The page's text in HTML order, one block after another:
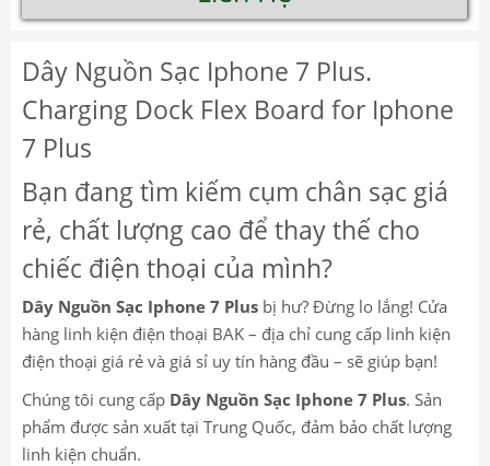
Dây Nguồn Sạc Iphone 7 Plus.
Charging Dock Flex Board for Iphone
7 Plus
Bạn đang tìm kiếm cụm chân sạc giá
rẻ, chất lượng cao để thay thế cho
chiếc điện thoại của mình?
Dây Nguồn Sạc Iphone 7 Plus bị hư? Đừng lo lắng! Cửa
hàng linh kiện điện thoại BAK – địa chỉ cung cấp linh kiện
điện thoại giá rẻ và giá sỉ uy tín hàng đầu – sẽ giúp bạn!
Chúng tôi cung cấp Dây Nguồn Sạc Iphone 7 Plus. Sản
phẩm được sản xuất tại Trung Quốc, đảm bảo chất lượng
linh kiện chuẩn.